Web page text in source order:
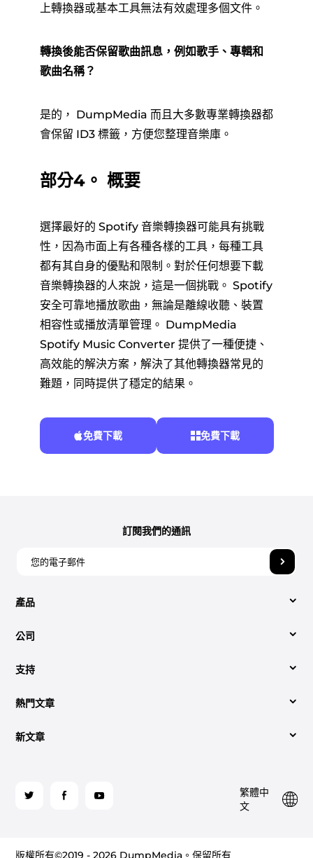
上轉換器或基本工具無法有效處理多個文件。
轉換後能否保留歌曲訊息，例如歌手、專輯和
歌曲名稱？
是的， DumpMedia 而且大多數專業轉換器都
會保留 ID3 標籤，方便您整理音樂庫。
部分4。 概要
選擇最好的 Spotify 音樂轉換器可能具有挑戰
性，因為市面上有各種各樣的工具，每種工具
都有其自身的優點和限制。對於任何想要下載
音樂轉換器的人來說，這是一個挑戰。 Spotify
安全可靠地播放歌曲，無論是離線收聽、裝置
相容性或播放清單管理。 DumpMedia
Spotify Music Converter 提供了一種便捷、
高效能的解決方案，解決了其他轉換器常見的
難題，同時提供了穩定的結果。
免費下載 免費下載
產品
視頻轉換
Spotify Music Converter
亞馬遜音樂轉換器
熱門文章
簡單的轉換方法 Spotify 至 MP3 （2026 更新）
這是如何在 iTunes 上燒錄 CD 的過程
新文章
音頻刻錄到 CD：您應該知道的
支持
技術支援中心
操作方法
網站地圖
公司
關於我們
聯絡我們
條款
退貨與退款
訂閱我們的通訊
注
版權所有©2019 - 2026 DumpMedia。保留所有
繁體中
文